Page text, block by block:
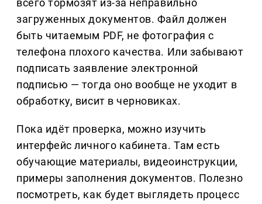
всего тормозят из-за неправильно
загруженных документов. Файл должен
быть читаемым PDF, не фотография с
телефона плохого качества. Или забывают
подписать заявление электронной
подписью — тогда оно вообще не уходит в
обработку, висит в черновиках.
Пока идёт проверка, можно изучить
интерфейс личного кабинета. Там есть
обучающие материалы, видеоинструкции,
примеры заполнения документов. Полезно
посмотреть, как будет выглядеть процесс